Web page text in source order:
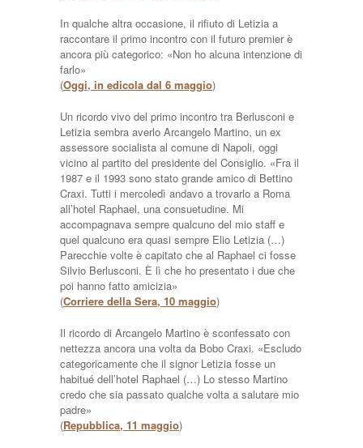
In qualche altra occasione, il rifiuto di Letizia a
raccontare il primo incontro con il futuro premier è
ancora più categorico: «Non ho alcuna intenzione di
farlo»
(Oggi, in edicola dal 6 maggio)
Un ricordo vivo del primo incontro tra Berlusconi e
Letizia sembra averlo Arcangelo Martino, un ex
assessore socialista al comune di Napoli, oggi
vicino al partito del presidente del Consiglio. «Fra il
1987 e il 1993 sono stato grande amico di Bettino
Craxi. Tutti i mercoledì andavo a trovarlo a Roma
all’hotel Raphael, una consuetudine. Mi
accompagnava sempre qualcuno del mio staff e
quel qualcuno era quasi sempre Elio Letizia (…)
Parecchie volte è capitato che al Raphael ci fosse
Silvio Berlusconi. È lì che ho presentato i due che
poi hanno fatto amicizia»
(Corriere della Sera, 10 maggio)
Il ricordo di Arcangelo Martino è sconfessato con
nettezza ancora una volta da Bobo Craxi. «Escludo
categoricamente che il signor Letizia fosse un
habitué dell’hotel Raphael (…) Lo stesso Martino
credo che sia passato qualche volta a salutare mio
padre»
(Repubblica, 11 maggio)